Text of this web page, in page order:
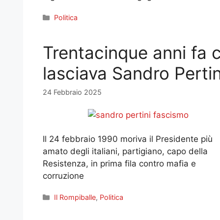
Categorie
Politica
Trentacinque anni fa
lasciava Sandro
24 Febbraio 2025
Il 24 febbraio 1990 moriva il Presidente più
amato degli italiani, partigiano, capo della
Resistenza, in prima fila contro mafia e
corruzione
Categorie
Il Rompiballe, Politica